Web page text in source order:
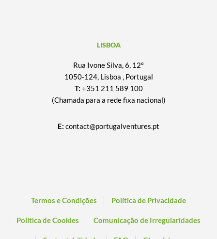
LISBOA
Rua Ivone Silva, 6, 12º
1050-124, Lisboa , Portugal
T: +351 211 589 100
(Chamada para a rede fixa nacional)
E: contact@portugalventures.pt
Termos e Condições Política de Privacidade
Política de Cookies Comunicação de Irregularidades